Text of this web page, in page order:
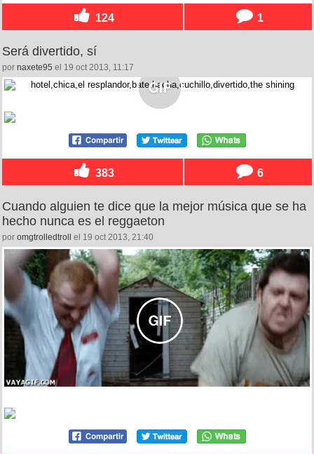
124 1
Será divertido, sí
por naxete95 el 19 oct 2013, 11:17
383 6
Cuando alguien te dice que la mejor música que se ha
hecho nunca es el reggaeton
por omgtrolledtroll el 19 oct 2013, 21:40